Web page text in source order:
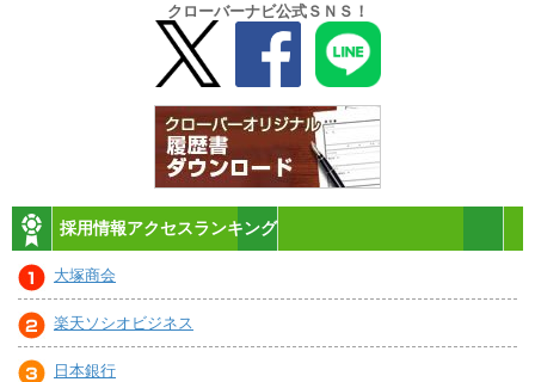
クローバーナビ公式ＳＮＳ！
採用情報アクセスランキング
大塚商会
楽天ソシオビジネス
日本銀行